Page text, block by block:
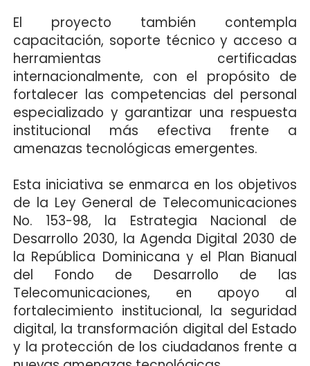
El proyecto también contempla
capacitación, soporte técnico y acceso a
herramientas certificadas
internacionalmente, con el propósito de
fortalecer las competencias del personal
especializado y garantizar una respuesta
institucional más efectiva frente a
amenazas tecnológicas emergentes.
Esta iniciativa se enmarca en los objetivos
de la Ley General de Telecomunicaciones
No. 153-98, la Estrategia Nacional de
Desarrollo 2030, la Agenda Digital 2030 de
la República Dominicana y el Plan Bianual
del Fondo de Desarrollo de las
Telecomunicaciones, en apoyo al
fortalecimiento institucional, la seguridad
digital, la transformación digital del Estado
y la protección de los ciudadanos frente a